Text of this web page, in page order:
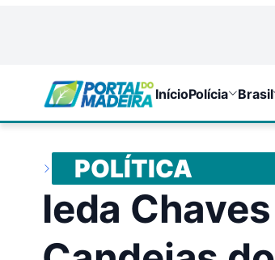
InícioPolícia Brasil
POLÍTICA
Ieda